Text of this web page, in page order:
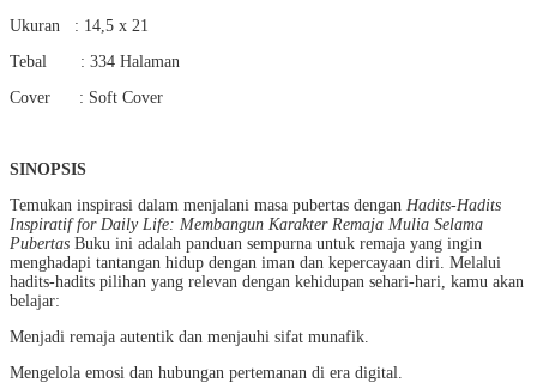
Ukuran : 14,5 x 21
Tebal : 334 Halaman
Cover : Soft Cover
SINOPSIS
Temukan inspirasi dalam menjalani masa pubertas dengan Hadits-Hadits
Inspiratif for Daily Life: Membangun Karakter Remaja Mulia Selama
Pubertas Buku ini adalah panduan sempurna untuk remaja yang ingin
menghadapi tantangan hidup dengan iman dan kepercayaan diri. Melalui
hadits-hadits pilihan yang relevan dengan kehidupan sehari-hari, kamu akan
belajar:
Menjadi remaja autentik dan menjauhi sifat munafik.
Mengelola emosi dan hubungan pertemanan di era digital.